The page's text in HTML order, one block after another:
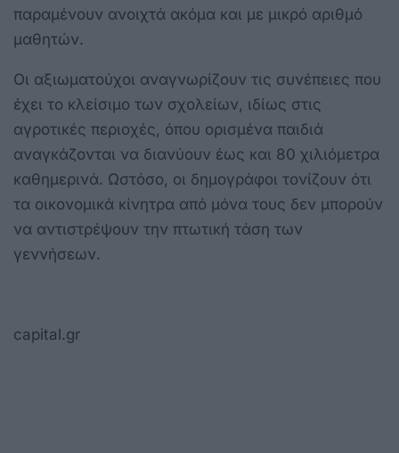
παραμένουν ανοιχτά ακόμα και με μικρό αριθμό
μαθητών.
Οι αξιωματούχοι αναγνωρίζουν τις συνέπειες που
έχει το κλείσιμο των σχολείων, ιδίως στις
αγροτικές περιοχές, όπου ορισμένα παιδιά
αναγκάζονται να διανύουν έως και 80 χιλιόμετρα
καθημερινά. Ωστόσο, οι δημογράφοι τονίζουν ότι
τα οικονομικά κίνητρα από μόνα τους δεν μπορούν
να αντιστρέψουν την πτωτική τάση των
γεννήσεων.
capital.gr